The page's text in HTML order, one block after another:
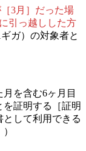
3月］だった場
引っ越しした方
ガ）の対象者と
を含む6ヶ月目
証明する［証明
して利用できる